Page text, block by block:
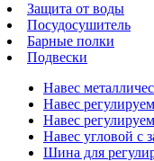
Защита от воды
Посудосушитель
Барные полки
Подвески
Навес
Навес
Навес
Навес угловой с
Шина для